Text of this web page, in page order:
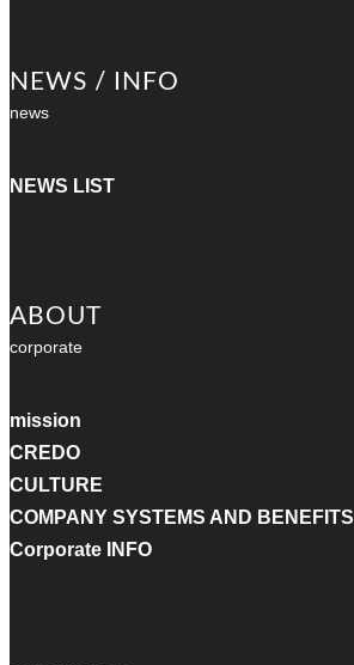
NEWS / INFO
news
NEWS LIST
ABOUT
corporate
mission
CREDO
CULTURE
COMPANY SYSTEMS AND BENEFITS
Corporate INFO